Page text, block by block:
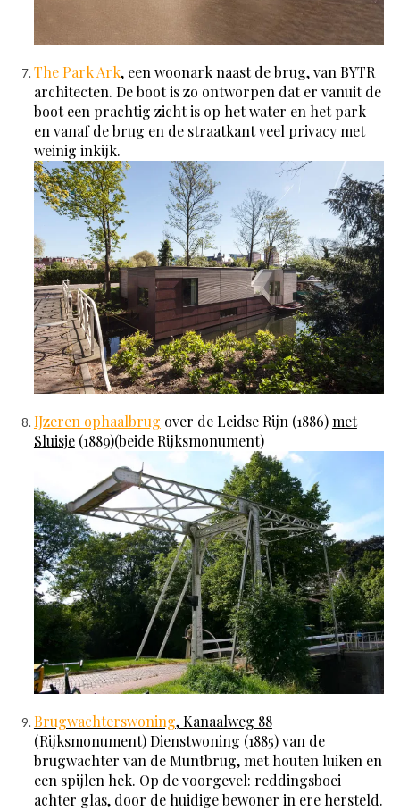
The Park Ark, een woonark naast de brug, van BYTR
architecten. De boot is zo ontworpen dat er vanuit de
boot een prachtig zicht is op het water en het park
en vanaf de brug en de straatkant veel privacy met
weinig inkijk.
IJzeren ophaalbrug over de Leidse Rijn (1886)met
Sluisje(1889)(beide Rijksmonument)
Brugwachterswoning, Kanaalweg 88
(Rijksmonument) Dienstwoning (1885) van de
brugwachter van de Muntbrug, met houten luiken en
een spijlen hek. Op de voorgevel: reddingsboei
achter glas, door de huidige bewoner in ere hersteld.